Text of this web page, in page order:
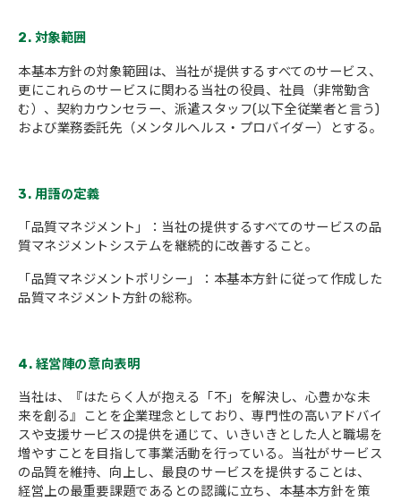
2. 対象範囲
本基本方針の対象範囲は、当社が提供するすべてのサービス、
更にこれらのサービスに関わる当社の役員、社員（非常勤含
む）、契約カウンセラー、派遣スタッフ(以下全従業者と言う)
および業務委託先（メンタルヘルス・プロバイダー）とする。
3. 用語の定義
「品質マネジメント」：当社の提供するすべてのサービスの品
質マネジメントシステムを継続的に改善すること。
「品質マネジメントポリシー」：本基本方針に従って作成した
品質マネジメント方針の総称。
4. 経営陣の意向表明
当社は、『はたらく人が抱える「不」を解決し、心豊かな未
来を創る』ことを企業理念としており、専門性の高いアドバイ
スや支援サービスの提供を通じて、いきいきとした人と職場を
増やすことを目指して事業活動を行っている。当社がサービス
の品質を維持、向上し、最良のサービスを提供することは、
経営上の最重要課題であるとの認識に立ち、本基本方針を策